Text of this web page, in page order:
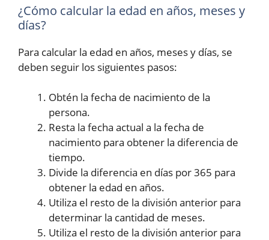
¿Cómo calcular la edad en años, meses y
días?
Para calcular la edad en años, meses y días, se
deben seguir los siguientes pasos:
Obtén la fecha de nacimiento de la
persona.
Resta la fecha actual a la fecha de
nacimiento para obtener la diferencia de
tiempo.
Divide la diferencia en días por 365 para
obtener la edad en años.
Utiliza el resto de la división anterior para
determinar la cantidad de meses.
Utiliza el resto de la división anterior para